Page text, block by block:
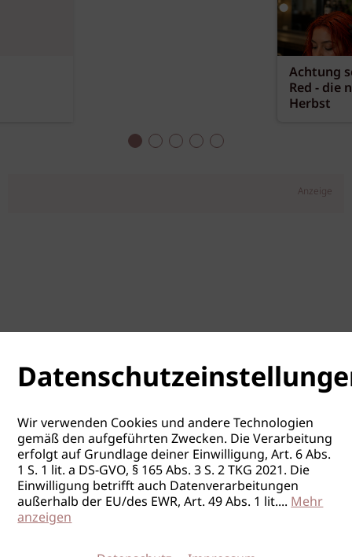
Achtung
Red - die
Herbst
Anzeige
Wir verwenden Cookies und andere Technologien
gemäß den aufgeführten Zwecken. Die Verarbeitung
erfolgt auf Grundlage deiner Einwilligung, Art. 6 Abs.
1 S. 1 lit. a DS-GVO, § 165 Abs. 3 S. 2 TKG 2021. Die
Einwilligung betrifft auch Datenverarbeitungen
außerhalb der EU/des EWR, Art. 49 Abs. 1 lit....Mehr
anzeigen